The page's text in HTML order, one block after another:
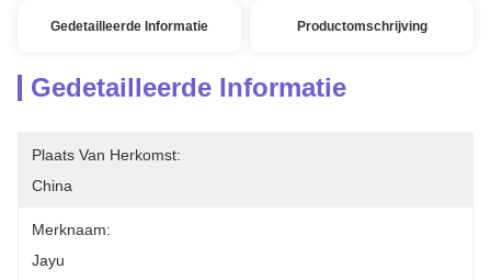
Gedetailleerde Informatie Productomschrijving
Gedetailleerde Informatie
Plaats Van Herkomst:
China
Merknaam:
Jayu